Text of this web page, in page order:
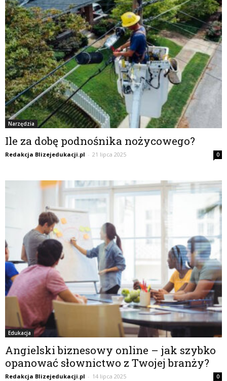
Narzędzia
Ile za dobę podnośnika nożycowego?
Redakcja Blizejedukacji.pl - 21 lipca 2025 0
Edukacja
Angielski biznesowy online – jak szybko
opanować słownictwo z Twojej branży?
Redakcja Blizejedukacji.pl - 14 lipca 2025 0